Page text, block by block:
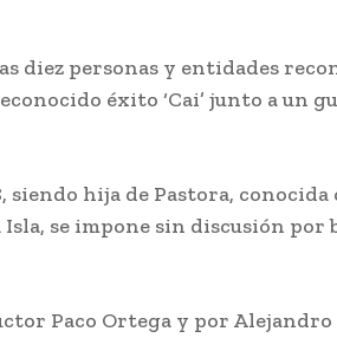
personas y entidades
éxito ‘Cai’ junto a un
hija de Pastora, conocida
se impone sin discusión por
Paco Ortega y por